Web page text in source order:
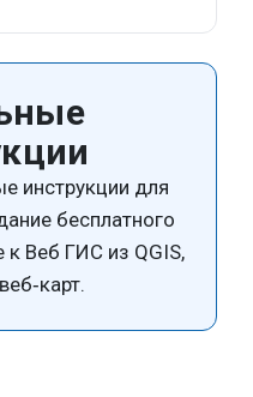
инструкции для
бесплатного
к Веб ГИС из QGIS,